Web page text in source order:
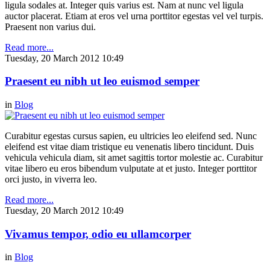
ligula sodales at. Integer quis varius est. Nam at nunc vel ligula
auctor placerat. Etiam at eros vel urna porttitor egestas vel vel turpis.
Praesent non varius dui.
Read more...
Tuesday, 20 March 2012 10:49
Praesent eu nibh ut leo euismod semper
in Blog
Curabitur egestas cursus sapien, eu ultricies leo eleifend sed. Nunc
eleifend est vitae diam tristique eu venenatis libero tincidunt. Duis
vehicula vehicula diam, sit amet sagittis tortor molestie ac. Curabitur
vitae libero eu eros bibendum vulputate at et justo. Integer porttitor
orci justo, in viverra leo.
Read more...
Tuesday, 20 March 2012 10:49
Vivamus tempor, odio eu ullamcorper
in Blog